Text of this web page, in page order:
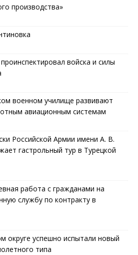
производства»
войска и силы
военном училище развивают
авиационным системам
Российской Армии имени А. В.
гастрольный тур в Турецкой
работа с гражданами на
службу по контракту в
округе успешно испытали новый
типа